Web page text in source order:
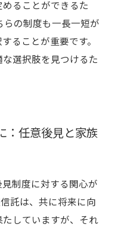
ることができるた
らの制度も一長一短が
ることが重要です。
選択肢を見つけるた
：任意後見と家族
制度に対する関心が
託は、共に将来に向
していますが、それ